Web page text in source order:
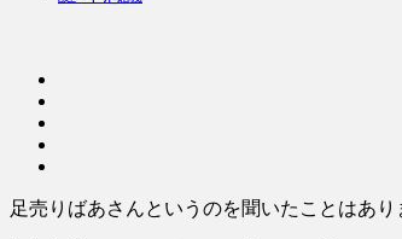
足売りばあさんというのを聞いたことはあり